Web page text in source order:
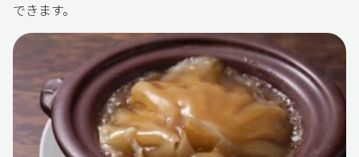
できます。